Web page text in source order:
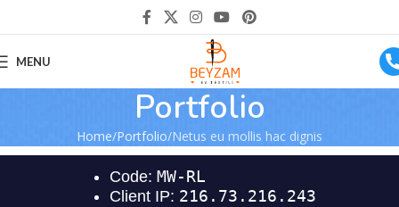
MENU
Portfolio
Home Portfolio Netus eu mollis hac dignis